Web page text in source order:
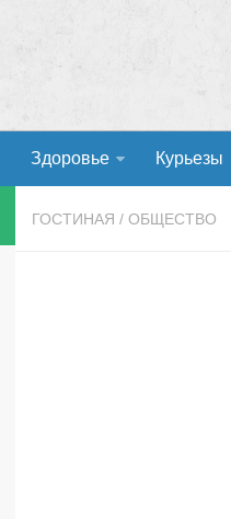
Здоровье Курьезы
ГОСТИНАЯ / ОБЩЕСТВО